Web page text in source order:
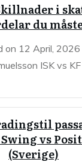
i
du
on 12 April,
ISK vs KF
vs
(Sverige)